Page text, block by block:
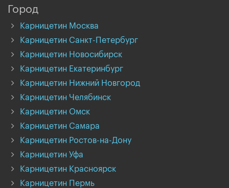
Город
Карницетин Москва
Карницетин Санкт-Петербург
Карницетин Новосибирск
Карницетин Екатеринбург
Карницетин Нижний Новгород
Карницетин Челябинск
Карницетин Омск
Карницетин Самара
Карницетин Ростов-на-Дону
Карницетин Уфа
Карницетин Красноярск
Карницетин Пермь